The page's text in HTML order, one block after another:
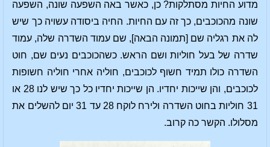
מדוע החיות מסתלקות? כן, כאשר באה השפעה שונה, השפעה
שונה מהכוכבים, כך זה עם החיות. החיה ביסודה עשויה כך שיש
לה את רגליה שם [תמונה הבאה], שם עמוד השדרה שלה, עמוד
שדרה של בעל חוליות ושם הראש. כשהכוכבים נעים שם, חוט
השדרה כולו תמיד חשוף לכוכבים, חוליה אחרי חוליה חשופות
לכוכבים, והן שייכות יחדיו. הן שייכות יחדיו כל כך שיש לנו 28 או
31 חוליות בחוט השדרה ולירח לוקח 28 עד 31 יום להשלים את
מסלולו. הקשר כה קרוב.